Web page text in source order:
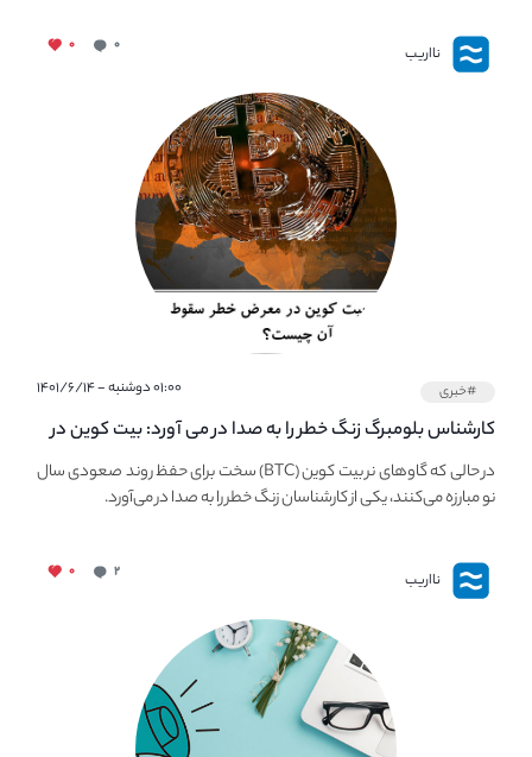
نااریب ۰ ۰
#خبری ۰۱:۰۰ دوشنبه - ۱۴۰۱/۶/۱۴
کارشناس بلومبرگ زنگ خطر را به صدا در می آورد: بیت کوین در
معرض خطر سقوط بزرگ است - دلیل آن چیست؟در حالی که گاوهای نر بیت کوین (BTC) سخت برای حفظ روند صعودی سال
نو مبارزه می‌کنند، یکی از کارشناسان زنگ خطر را به صدا در می‌آورد.
نااریب ۲ ۰